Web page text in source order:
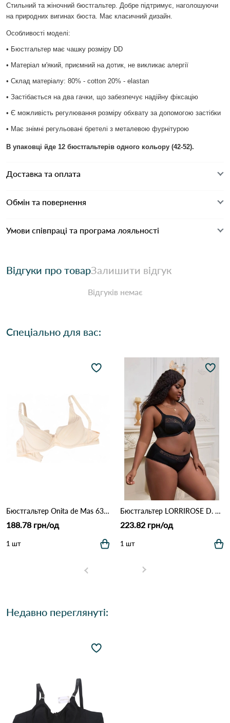
Стильний та жіночний бюстгальтер. Добре підтримує, наголошуючи
на природних вигинах бюста. Має класичний дизайн.
Особливості моделі:
• Бюстгальтер має чашку розміру DD
• Матеріал м'який, приємний на дотик, не викликає алергії
• Склад матеріалу: 80% - cotton 20% - elastan
• Застібається на два гачки, що забезпечує надійну фіксацію
• Є можливість регулювання розміру обхвату за допомогою застібки
• Має знімні регульовані бретелі з металевою фурнітурою
В упаковці йде 12 бюстгальтерів одного кольору (42-52).
Доставка та оплата
Обмін та повернення
Умови співпраці та програма лояльності
Відгуки про товарЗалишити відгук
Відгуків немає
Спеціально для вас:
Бюстгальтер Onita de Mas 6319D 4,3 Бежевий
188.78 грн/од
1 шт
Бюстгальтер LORRIROSE D. 009 Чорний
223.82 грн/од
1 шт
Недавно переглянуті: